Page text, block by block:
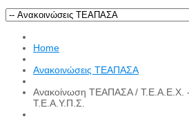
Home
Ανακοινώσεις ΤΕΑΠΑΣΑ
Ανακοίνωση ΤΕΑΠΑΣΑ / Τ.Ε.Α.Ε.Χ.
Τ.Ε.Α.Υ.Π.Σ.